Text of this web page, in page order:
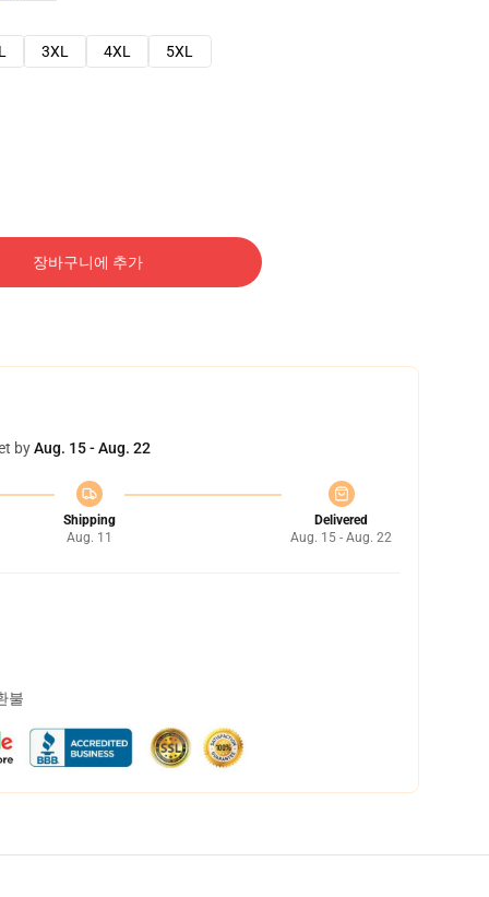
3XL 4XL 5XL
장바구니에 추가
byAug. 15 - Aug. 22
Shipping
Aug. 11
Delivered
Aug. 15 - Aug. 22
불